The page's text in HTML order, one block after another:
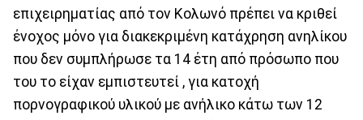
επιχειρηματίας από τον Κολωνό πρέπει να κριθεί
ένοχος μόνο για διακεκριμένη κατάχρηση ανηλίκου
που δεν συμπλήρωσε τα 14 έτη από πρόσωπο που
του το είχαν εμπιστευτεί , για κατοχή
πορνογραφικού υλικού με ανήλικο κάτω των 12